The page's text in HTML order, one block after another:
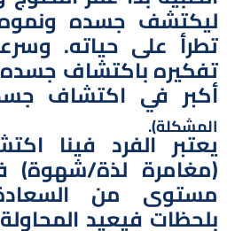
ليكتشف جسده ونموه
تطرأ على حياته.
تفكيره باكتشاف جسده
أكبر في اكتشاف
المشكلة).
يعتبر الفرد فينا
(مغامرة لذة/شهوة)
مستوى من
بلحظات فيعيد